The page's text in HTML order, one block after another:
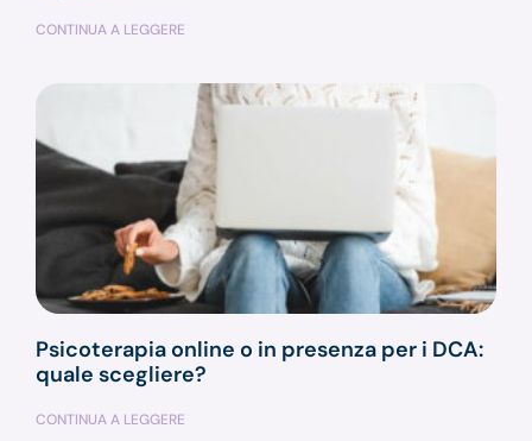
CONTINUA A LEGGERE
Psicoterapia online o in presenza per i DCA:
quale scegliere?
CONTINUA A LEGGERE